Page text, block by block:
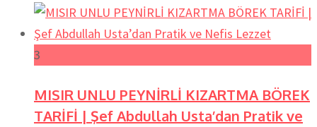
3
MISIR UNLU PEYNİRLİ KIZARTMA BÖREK
TARİFİ | Şef Abdullah Usta’dan Pratik ve